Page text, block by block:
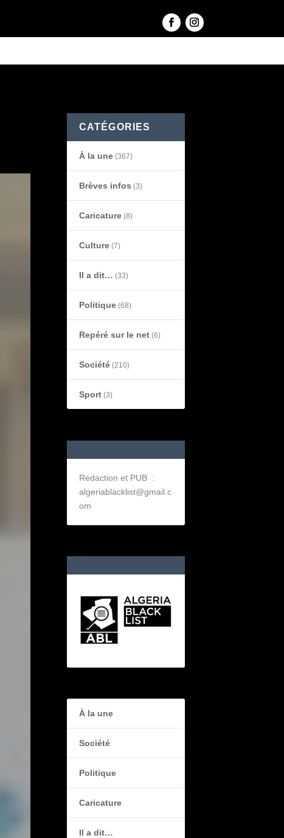
CATÉGORIES
À la une(367)
Brèves infos (3)
Caricature(8)
Culture(7)
Il a dit… (33)
Politique(68)
Repéré sur le net(6)
Société(210)
Sport(3)
Rédaction et PUB :
algeriablacklist@gmail.c
om
À la une
Société
Politique
Caricature
Il a dit…